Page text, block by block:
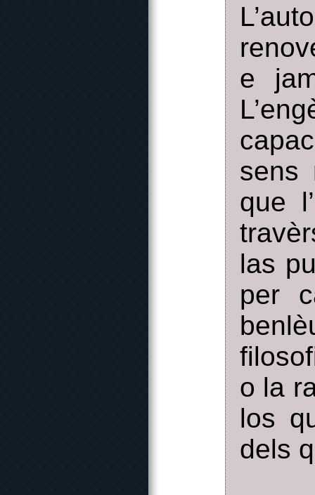
e
sens
que
las
per
o la
los
dels